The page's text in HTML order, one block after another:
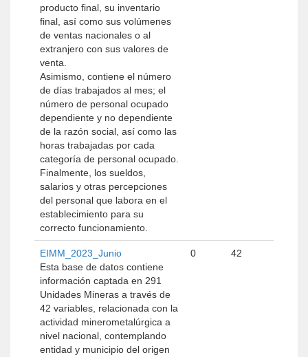
producto final, su inventario
final, así como sus volúmenes
de ventas nacionales o al
extranjero con sus valores de
venta.
Asimismo, contiene el número
de días trabajados al mes; el
número de personal ocupado
dependiente y no dependiente
de la razón social, así como las
horas trabajadas por cada
categoría de personal ocupado.
Finalmente, los sueldos,
salarios y otras percepciones
del personal que labora en el
establecimiento para su
correcto funcionamiento.
EIMM_2023_Junio
Esta base de datos contiene
información captada en 291
Unidades Mineras a través de
42 variables, relacionada con la
actividad minerometalúrgica a
nivel nacional, contemplando
entidad y municipio del origen
0 42